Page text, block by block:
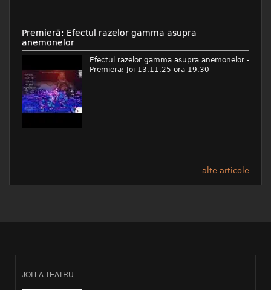
Premieră: Efectul razelor gamma asupra
anemonelor
Efectul razelor gamma asupra anemonelor -
Premiera: Joi 13.11.25 ora 19.30
alte articole
JOI LA TEATRU